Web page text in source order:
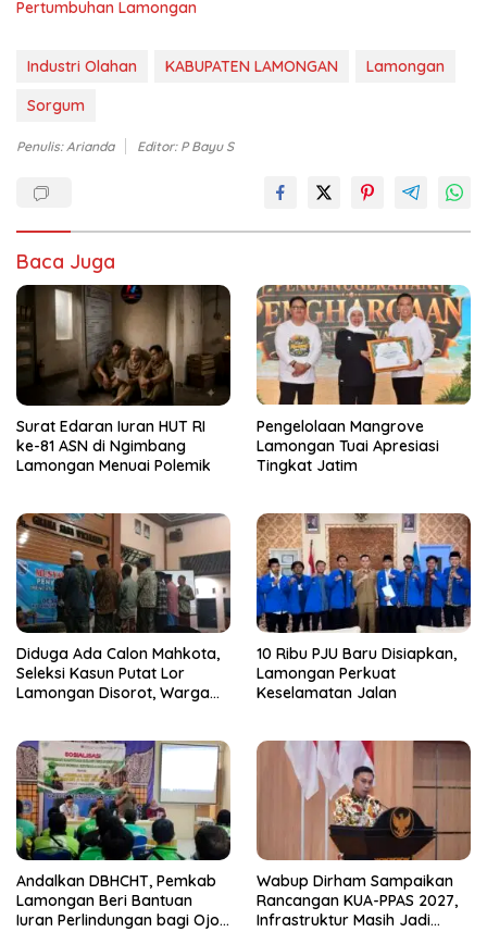
Pertumbuhan Lamongan
Industri Olahan KABUPATEN LAMONGAN
Lamongan
Sorgum
Penulis: Arianda Editor: P Bayu S
Baca Juga
Surat Edaran Iuran HUT RI
ke-81 ASN di Ngimbang
Lamongan Menuai Polemik
Pengelolaan Mangrove
Lamongan Tuai Apresiasi
Tingkat Jatim
Diduga Ada Calon Mahkota,
Seleksi Kasun Putat Lor
Lamongan Disorot, Warga
10 Ribu PJU Baru Disiapkan,
Lamongan Perkuat
Keselamatan Jalan
Andalkan DBHCHT, Pemkab
Lamongan Beri Bantuan
Iuran Perlindungan bagi Ojol
Wabup Dirham Sampaikan
Rancangan KUA-PPAS 2027,
Infrastruktur Masih Jadi